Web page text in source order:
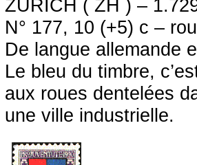
ZURICH ( ZH ) –
N° 177, 10 (+5) c –
De langue allemande
Le bleu du timbre,
aux roues dentelées
une ville industrielle.